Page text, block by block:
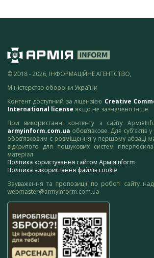
© 2018 - 2026, ІНФОРМАЦІЙНЕ АГЕНТСТВО,
Міністерство оборони України
Контент доступний за ліцензією Creative
International license якщо не зазначено інше.
При використанні контенту з сайту
armyinform.com.ua обов’язкове. Для суб’єктів
обов’язковим є розміщення у першому абзаці
відкритого для пошукових систем
матеріал.
Політика користування сайтом АрміяInform
Політика використання файлів cookie
Зауваження та пропозиції по роботі сайту
webmaster@armyinform.com.ua